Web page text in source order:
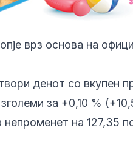
врз основа на
денот со вкупен
за +0,10 %
на 127,35